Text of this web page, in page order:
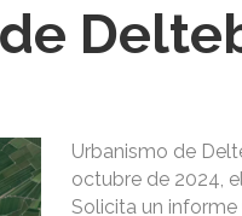
Urbanismo de
octubre de 2024,
Solicita un informe